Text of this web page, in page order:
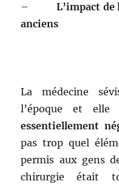
–L’impact de
anciens
La médecine
l’époque et
essentiellement
pas trop quel
permis aux gens
chirurgie était